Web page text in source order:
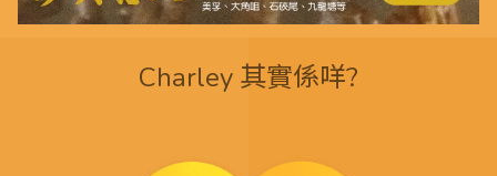
Charley 其實係咩?